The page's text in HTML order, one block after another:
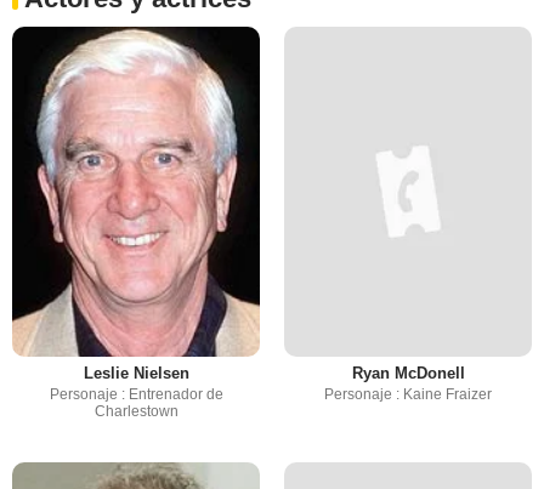
Leslie Nielsen
Personaje : Entrenador de
Charlestown
Ryan McDonell
Personaje : Kaine Fraizer